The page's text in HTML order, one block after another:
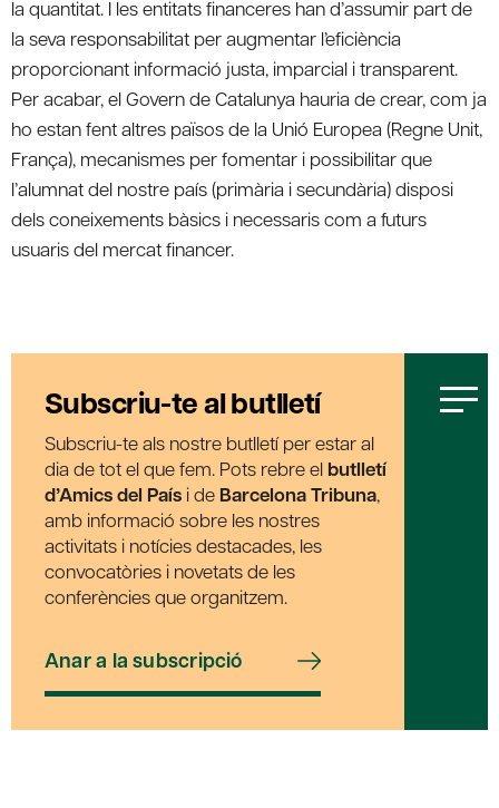
la quantitat. I les entitats financeres han d’assumir part de
la seva responsabilitat per augmentar l’eficiència
proporcionant informació justa, imparcial i transparent.
Per acabar, el Govern de Catalunya hauria de crear, com ja
ho estan fent altres països de la Unió Europea (Regne Unit,
França), mecanismes per fomentar i possibilitar que
l’alumnat del nostre país (primària i secundària) disposi
dels coneixements bàsics i necessaris com a futurs
usuaris del mercat financer.
Subscriu-te al butlletí
Subscriu-te als nostre butlletí per estar al
dia de tot el que fem. Pots rebre el butlletí
d’Amics del País i de Barcelona Tribuna,
amb informació sobre les nostres
activitats i notícies destacades, les
convocatòries i novetats de les
conferències que organitzem.
Anar a la subscripció